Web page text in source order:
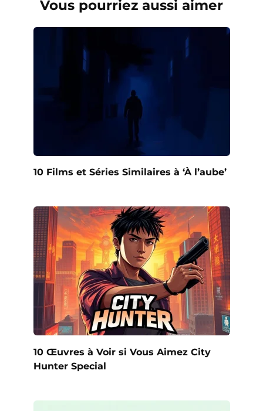
Vous pourriez aussi aimer
10 Films et Séries Similaires à ‘À l’aube’
10 Œuvres à Voir si Vous Aimez City
Hunter Special